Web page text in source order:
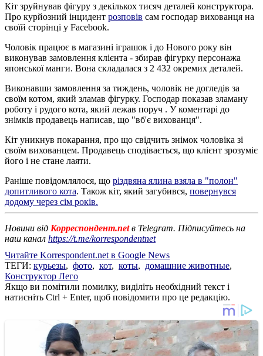
Кіт зруйнував фігуру з декількох тисяч деталей конструктора.
Про курйозний інцидент розповів сам господар вихованця на
своїй сторінці у Facebook.
Чоловік працює в магазині іграшок і до Нового року він
виконував замовлення клієнта - збирав фігурку персонажа
японської манги. Вона складалася з 2 432 окремих деталей.
Виконавши замовлення за тиждень, чоловік не догледів за
своїм котом, який зламав фігурку. Господар показав зламану
роботу і рудого кота, який лежав поруч . У коментарі до
знімків продавець написав, що "вб'є вихованця".
Кіт уникнув покарання, про що свідчить знімок чоловіка зі
своїм вихованцем. Продавець сподівається, що клієнт зрозуміє
його і не стане лаяти.
Раніше повідомлялося, що різдвяна ялина взяла в "полон"
допитливого кота. Також кіт, який загубився, повернувся
додому через сім років.
Новини від Корреспондент.netв Telegram. Підписуйтесь на
наш канал https://t.me/korrespondentnet
Читайте Korrespondent.net в Google News
ТЕГИ: курьезы, фото, кот, коты, домашние животные,
Конструктор Лего
Якщо ви помітили помилку, виділіть необхідний текст і
натисніть Ctrl + Enter, щоб повідомити про це редакцію.